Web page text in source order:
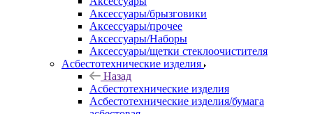
Аксессуары/брызговики
Аксессуары/прочее
Аксессуары/Наборы
Аксессуары/щетки стеклоочистителя
Асбестотехнические изделия
Назад
Асбестотехнические изделия
Асбестотехнические изделия/бумага